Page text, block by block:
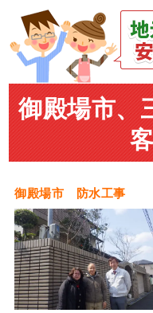
御殿場市、
御殿場市 防水工事